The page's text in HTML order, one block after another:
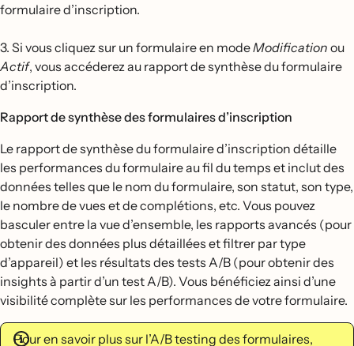
formulaire d’inscription.
3. Si vous cliquez sur un formulaire en modeModification ou
Actif, vous accéderez au rapport de synthèse du formulaire
d’inscription.
Rapport de synthèse des formulaires d’inscription
Le rapport de synthèse du formulaire d’inscription détaille
les performances du formulaire au fil du temps et inclut des
données telles que le nom du formulaire, son statut, son type,
le nombre de vues et de complétions, etc. Vous pouvez
basculer entre la vue d’ensemble, les rapports avancés (pour
obtenir des données plus détaillées et filtrer par type
d’appareil) et les résultats des tests A/B (pour obtenir des
insights à partir d’un test A/B). Vous bénéficiez ainsi d’une
visibilité complète sur les performances de votre formulaire.
Pour en savoir plus sur l’A/B testing des formulaires,